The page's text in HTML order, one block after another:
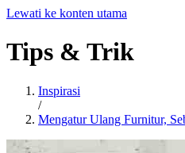
Lewati ke konten utama
Tips & Trik
Inspirasi
/
Mengatur Ulang Furnitur,